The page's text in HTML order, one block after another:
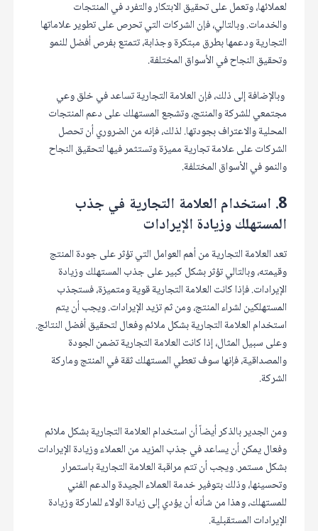
لعملائها، وتعمل على تحقيق الابتكار والتفرد في المنتجات
والخدمات. وبالتالي، فإن الشركات التي تحرص على تطوير علاماتها
التجارية ودعمها بطرق مبتكرة وجذابة، تتمتع بفرص أفضل للنمو
وتحقيق النجاح في الأسواق المختلفة.
وبالإضافة إلى ذلك، فإن العلامة التجارية تساعد في خلق وعي
مجتمعي للشركة والمنتج، وتشجع المستهلك على دعم المنتجات
المحلية والاعتراف بجودتها. لذلك، فإنه من الضروري أن تحصل
الشركات على علامة تجارية مميزة وتستثمر فيها لتحقيق النجاح
والنمو في الأسواق المختلفة.
8. استخدام العلامة التجارية في جذب
المستهلك وزيادة الإيرادات
تعد العلامة التجارية من أهم العوامل التي تؤثر على جودة المنتج
وقيمته، وبالتالي تؤثر بشكل كبير على جذب المستهلك وزيادة
الإيرادات. فإذا كانت العلامة التجارية قوية ومتميزة، فستجذب
المستهلكين لشراء المنتج، ومن ثم تزيد الإيرادات. ويجب أن يتم
استخدام العلامة التجارية بشكل ملائم وفعال لتحقيق أفضل النتائج.
وعلى سبيل المثال، إذا كانت العلامة التجارية تضمن الجودة
والمصداقية، فإنها سوف تعطي المستهلك ثقة في المنتج وماركة
الشركة.
ومن الجدير بالذكر أيضاً أن استخدام العلامة التجارية بشكل ملائم
وفعال يمكن أن يساعد في جذب المزيد من العملاء وزيادة الإيرادات
بشكل مستمر. ويجب أن تتم مراقبة العلامة التجارية باستمرار
وتحسينها، وذلك بتوفير خدمة العملاء الجيدة والدعم الفني
للمستهلك، وهذا من شأنه أن يؤدي إلى زيادة الولاء للماركة وزيادة
الإيرادات المستقبلية.